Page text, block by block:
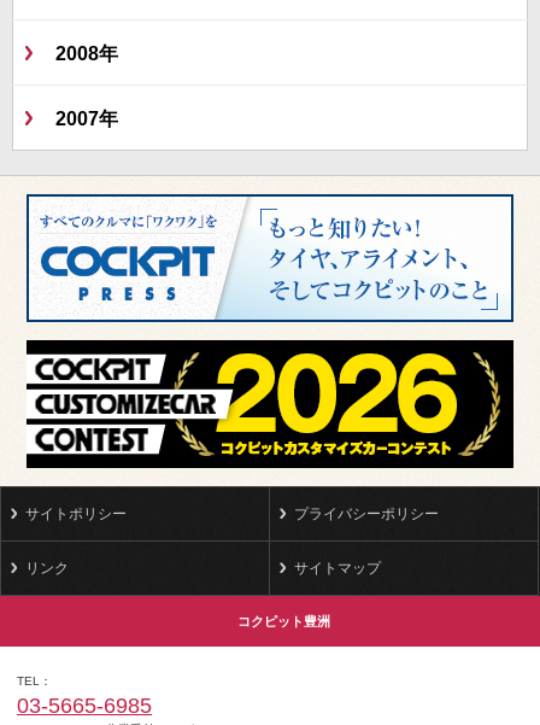
2008年
2007年
サイトポリシー プライバシーポリシー
リンク サイトマップ
コクピット豊洲
TEL
03-5665-6985